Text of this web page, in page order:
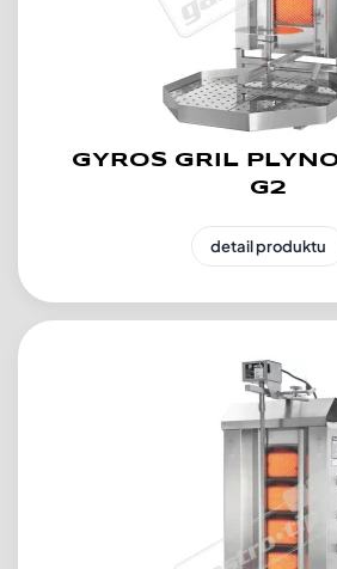
GYROS GRIL
G2
detail produktu